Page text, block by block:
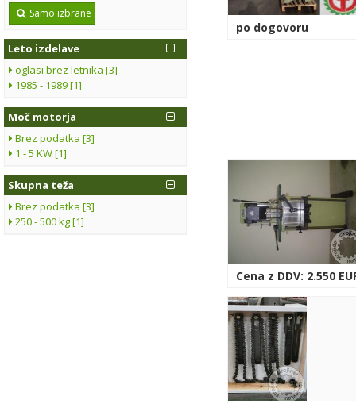
Samo izbrane
Leto izdelave
oglasi brez letnika [3]
1985 - 1989 [1]
Moč motorja
Brez podatka [3]
1 - 5 KW [1]
Skupna teža
Brez podatka [3]
250 - 500 kg [1]
po dogovoru
Cena z DDV: 2.550